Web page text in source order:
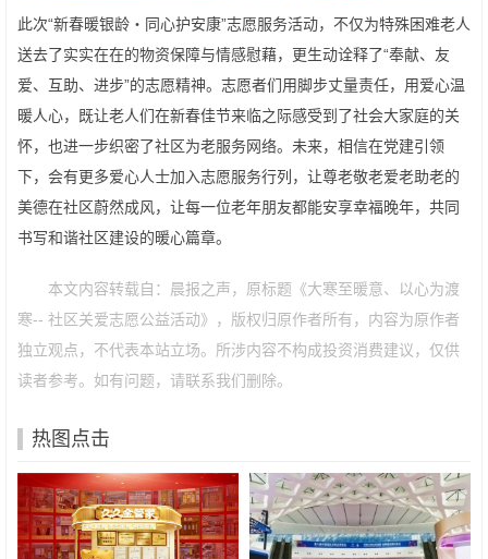
此次“新春暖银龄・同心护安康”志愿服务活动，不仅为特殊困难老人
送去了实实在在的物资保障与情感慰藉，更生动诠释了“奉献、友
爱、互助、进步”的志愿精神。志愿者们用脚步丈量责任，用爱心温
暖人心，既让老人们在新春佳节来临之际感受到了社会大家庭的关
怀，也进一步织密了社区为老服务网络。未来，相信在党建引领
下，会有更多爱心人士加入志愿服务行列，让尊老敬老爱老助老的
美德在社区蔚然成风，让每一位老年朋友都能安享幸福晚年，共同
书写和谐社区建设的暖心篇章。
本文内容转载自：晨报之声，原标题《大寒至暖意、以心为渡
寒-- 社区关爱志愿公益活动》，版权归原作者所有，内容为原作者
独立观点，不代表本站立场。所涉内容不构成投资消费建议，仅供
读者参考。如有问题，请联系我们删除。
热图点击